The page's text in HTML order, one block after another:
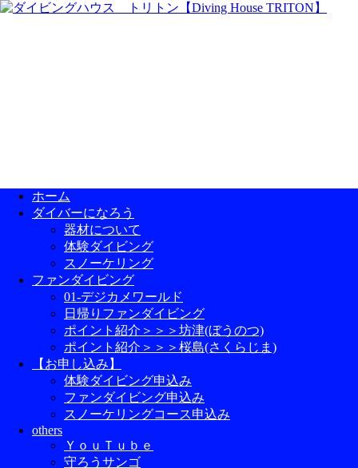
ホーム
ダイバーになろう
器材について
体験ダイビング
スノーケリング
ファンダイビング
01-デジカメワールド
日帰りファンダイビング
ポイント紹介＞＞＞坊津(ぼうのつ)
ポイント紹介＞＞＞桜島(さくらじま)
【お申し込み】
体験ダイビング申込み
ファンダイビング申込み
スノーケリングコース申込み
others
ＹｏｕＴｕｂｅ
守ろうサンゴ